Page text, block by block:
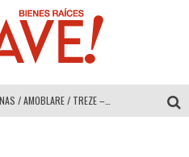
MULTIOFICINAS / AMOBLARE / TREZE – Especial Interiorismo & Decoración 2026